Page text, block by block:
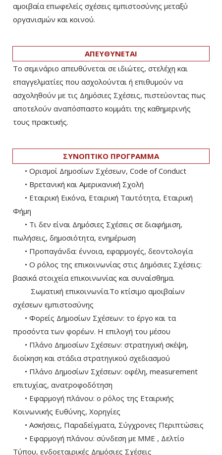
αμοιβαία επωφελείς σχέσεις εμπιστοσύνης μεταξύ
οργανισμών και κοινού.
ΑΠΕΥΘΥΝΕΤΑΙ
Το σεμινάριο απευθύνεται σε ιδιώτες, στελέχη και
επαγγελματίες που ασχολούνται ή επιθυμούν να
ασχοληθούν με τις Δημόσιες Σχέσεις, πιστεύοντας πως
αποτελούν αναπόσπαστο κομμάτι της καθημερινής
τους πρακτικής.
ΣΥΝΟΠΤΙΚΟ ΠΡΟΓΡΑΜΜΑ
• Ορισμοί Δημοσίων Σχέσεων, Code of Conduct
• Βρετανική και Αμερικανική Σχολή
• Εταιρική Εικόνα, Εταιρική Ταυτότητα, Εταιρική
Φήμη
• Τι δεν είναι Δημόσιες Σχέσεις σε διαφήμιση,
πωλήσεις, δημοσιότητα, ενημέρωση
• Προπαγάνδα: έννοια, εφαρμογές, δεοντολογία
• Ο ρόλος της επικοινωνίας στις Δημόσιες Σχέσεις:
βασικά στοιχεία επικοινωνίας και συναίσθημα.
Σωματική επικοινωνία.Το κτίσιμο αμοιβαίων
σχέσεων εμπιστοσύνης
• Φορείς Δημοσίων Σχέσεων: το έργο και τα
προσόντα των φορέων. Η επιλογή του μέσου
• Πλάνο Δημοσίων Σχέσεων: στρατηγική σκέψη,
διοίκηση και στάδια στρατηγικού σχεδιασμού
• Πλάνο Δημοσίων Σχέσεων: οφέλη, measurement
επιτυχίας, ανατροφοδότηση
• Εφαρμογή πλάνου: ο ρόλος της Εταιρικής
Κοινωνικής Ευθύνης, Χορηγίες
• Ασκήσεις, Παραδείγματα, Σύγχρονες Περιπτώσεις
• Εφαρμογή πλάνου: σύνδεση με ΜΜΕ , Δελτίο
Τύπου, ενδοεταιρικές Δημόσιες Σχέσεις